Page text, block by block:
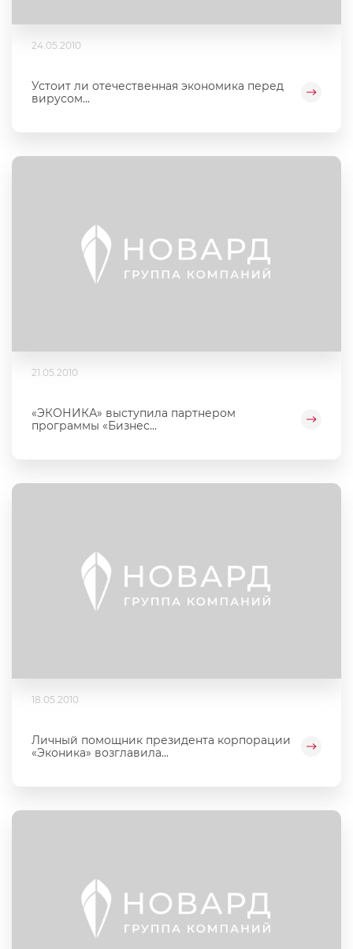
24.05.2010
Устоит ли отечественная экономика перед
вирусом...
21.05.2010
«ЭКОНИКА» выступила партнером
программы «Бизнес...
18.05.2010
Личный помощник президента корпорации
«Эконика» возглавила...